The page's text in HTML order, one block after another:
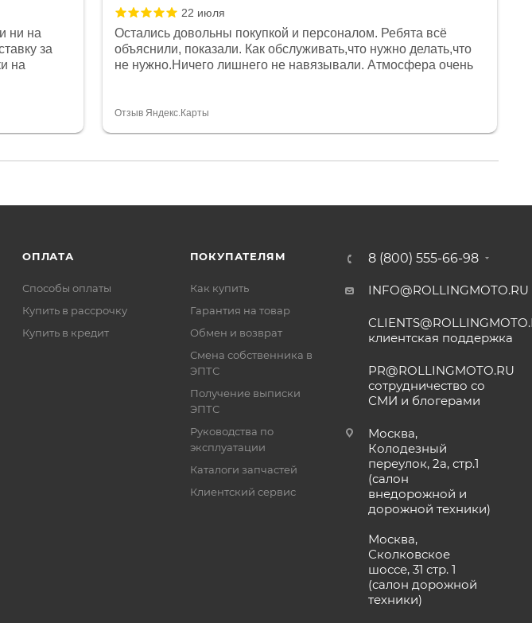
ни на
за
на
22 июля
Остались довольны покупкой и персоналом. Ребята всё
объяснили, показали. Как обслуживать,что нужно делать,что
не нужно.Ничего лишнего не навязывали. Атмосфера очень
огромное спасибо Дмитрию, за клиентоориентированность и
Отзыв Яндекс.Карты
ОПЛАТА
Способы оплаты
Купить в рассрочку
Купить в кредит
ПОКУПАТЕЛЯМ
Как купить
Гарантия на товар
Обмен и возврат
Смена собственника в
ЭПТС
Получение выписки
ЭПТС
Руководства по
эксплуатации
Каталоги запчастей
Клиентский сервис
8 (800) 555-66-98
INFO@ROLLINGMOTO.RU
клиентская поддержка
PR@ROLLINGMOTO.RU
сотрудничество со
СМИ и блогерами
Москва,
Колодезный
переулок, 2а, стр.1
(салон
внедорожной и
дорожной техники)
Москва,
Сколковское
шоссе, 31 стр. 1
(салон дорожной
техники)